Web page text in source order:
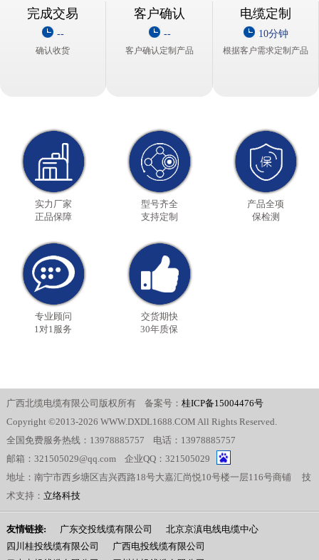
电缆定制
10分钟
根据客户需求定制产品
客户确认
--
客户确认定制产品
完成交易
--
确认收货
实力厂家
正品保障
型号齐全
支持定制
产品全项
保检测
专业顾问
1对1服务
交货期快
30年质保
广西北缆电缆有限公司版权所有 备案号： 桂ICP备15004476号
Copyright ©2013-2026 WWW.DXDL1688.COM All Rights Reserved.
全国免费服务热线：13978885757 电话：13978885757
邮箱：321505029@qq.com 企业QQ：321505029
地址：南宁市西乡塘区吉兴西路18号大嘉汇尚悦10号楼一层116号商铺 技
术支持： 立络科技
友情链接: 广东交投线缆有限公司
北京京滇电线电缆中心
四川桂投线缆有限公司
广西电投线缆有限公司